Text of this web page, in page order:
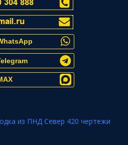
из ПНД Север 420 чертежи